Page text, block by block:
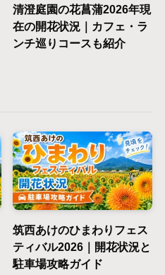
清澄庭園の花菖蒲2026年現
在の開花状況｜カフェ・ラ
ンチ巡りコースも紹介
筑西あけのひまわりフェス
ティバル2026｜開花状況と
駐車場攻略ガイド